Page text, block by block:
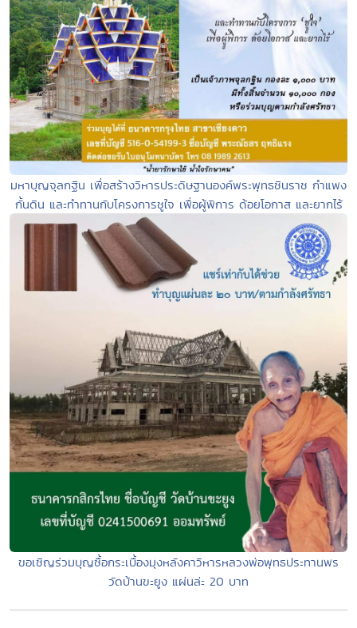
มหาบุญจุลกฐิน เพื่อสร้างวิหารประดิษฐานองค์พระพุทธชินราช กำแพง
กั้นดิน และทำทานกับโครงการชูใจ เพื่อผู้พิการ ด้อยโอกาส และยากไร้
ขอเชิญร่วมบุญซื้อกระเบื้องมุงหลังคาวิหารหลวงพ่อพุทธประทานพร
วัดบ้านขะยูง แผ่นล่ะ 20 บาท